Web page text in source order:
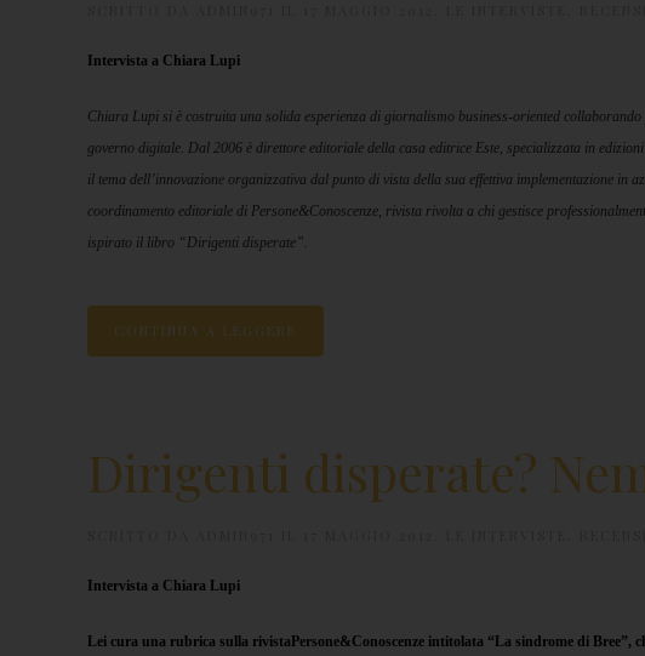
Intervista a Chiara Lupi
Chiara Lupi si è costruita una solida esperienza di giornalismo business-oriented
governo digitale. Dal 2006 è direttore editoriale della casa editrice Este, specializzata in
il tema dell’innovazione organizzativa dal punto di vista della sua effettiva implementazione in
coordinamento editoriale di Persone&Conoscenze, rivista rivolta a chi gestisce
ispirato il libro “Dirigenti disperate”.
CONTINUA A LEGGERE
Dirigenti disperate?
Intervista a Chiara Lupi
Lei cura una rubrica sulla rivista Persone&Conoscenze intitolata “La sindrome di Bree”,